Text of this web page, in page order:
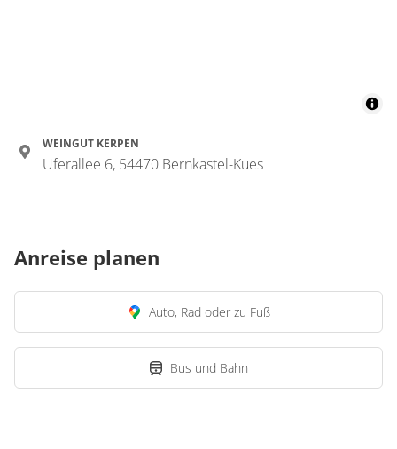
WEINGUT KERPEN
Uferallee 6, 54470 Bernkastel-Kues
Anreise planen
Auto, Rad oder zu Fuß
Bus und Bahn